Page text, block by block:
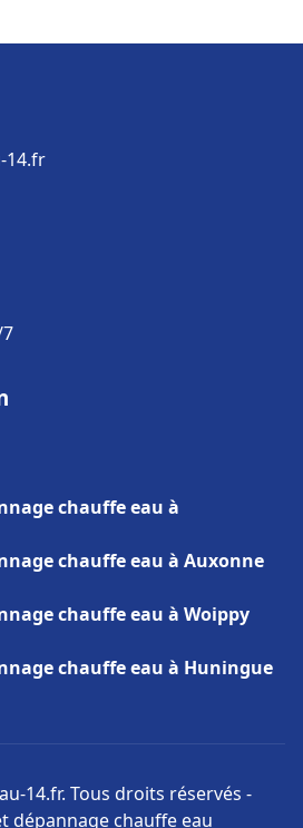
14.fr
chauffe eau à
chauffe eau à Auxonne
chauffe eau à Woippy
chauffe eau à Huningue
14.fr. Tous droits réservés -
dépannage chauffe eau